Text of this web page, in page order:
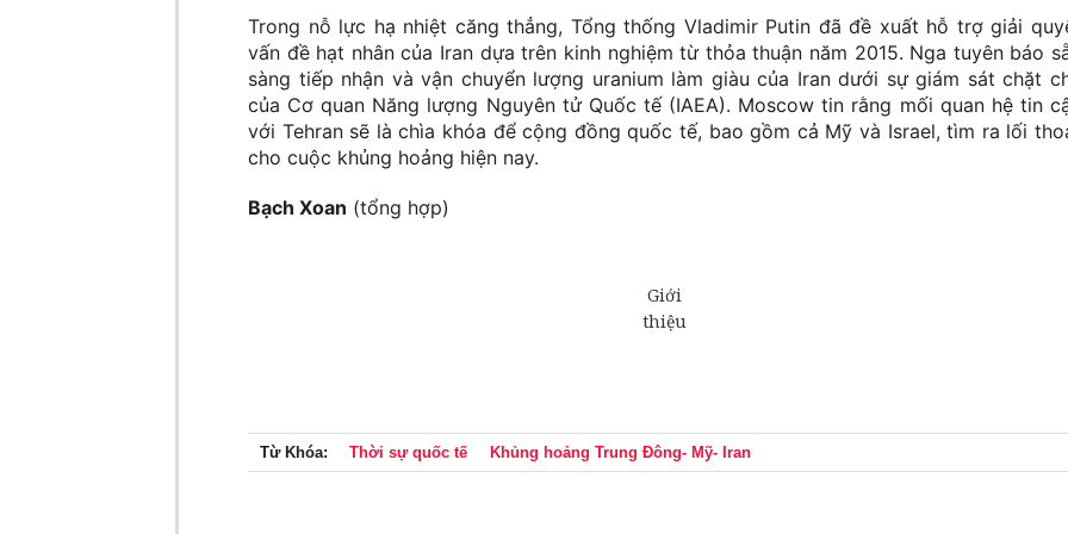
Trong nỗ lực hạ nhiệt căng thẳng, Tổng thống Vladimir Putin đã đề xuất hỗ trợ giải
vấn đề hạt nhân của Iran dựa trên kinh nghiệm từ thỏa thuận năm 2015. Nga tuyên báo
sàng tiếp nhận và vận chuyển lượng uranium làm giàu của Iran dưới sự giám sát chặt
của Cơ quan Năng lượng Nguyên tử Quốc tế (IAEA). Moscow tin rằng mối quan hệ tin
với Tehran sẽ là chìa khóa để cộng đồng quốc tế, bao gồm cả Mỹ và Israel, tìm ra lối
cho cuộc khủng hoảng hiện nay.
Bạch Xoan (tổng hợp)
Từ Khóa: Thời sự quốc tế Khủng hoảng Trung Đông- Mỹ- Iran